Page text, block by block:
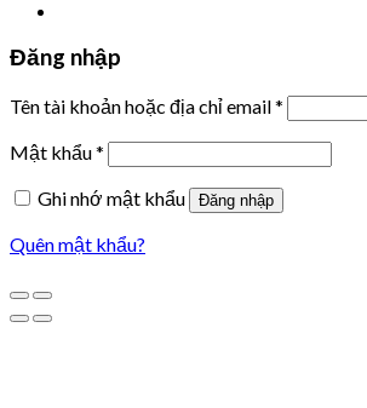
Đăng nhập
Tên tài khoản hoặc địa chỉ email*
Mật khẩu*
Ghi nhớ mật khẩu
Đăng nhập
Quên mật khẩu?